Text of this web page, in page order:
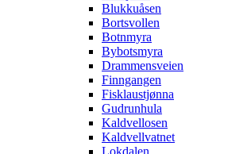
Blukkuåsen
Bortsvollen
Botnmyra
Bybotsmyra
Drammensveien
Finngangen
Fisklaustjønna
Gudrunhula
Kaldvellosen
Kaldvellvatnet
Lokdalen